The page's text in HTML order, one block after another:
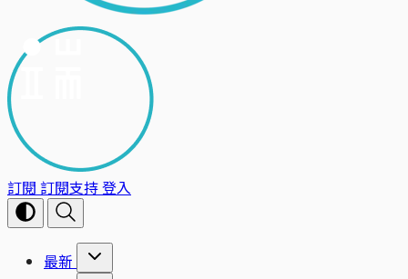
訂閱 訂閱支持登入
最新